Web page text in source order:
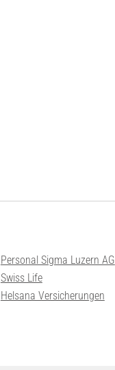
Personal Sigma Luzern AG
Swiss Life
Helsana Versicherungen